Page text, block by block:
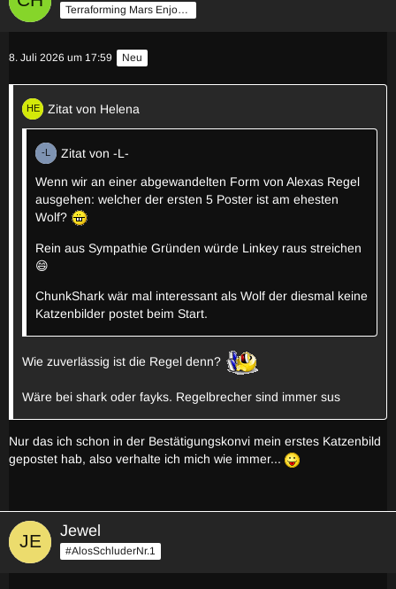
Terraforming Mars Enjoyer
8. Juli 2026 um 17:59 Neu
Zitat von Helena
Zitat von -L-
Wenn wir an einer abgewandelten Form von Alexas Regel
ausgehen: welcher der ersten 5 Poster ist am ehesten
Wolf?
Rein aus Sympathie Gründen würde Linkey raus streichen
😄
ChunkShark wär mal interessant als Wolf der diesmal keine
Katzenbilder postet beim Start.
Wie zuverlässig ist die Regel denn?
Wäre bei shark oder fayks. Regelbrecher sind immer sus
Nur das ich schon in der Bestätigungskonvi mein erstes Katzenbild
gepostet hab, also verhalte ich mich wie immer...
Jewel
#AlosSchluderNr.1